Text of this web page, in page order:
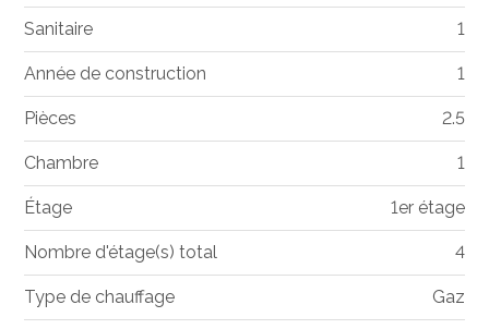
Sanitaire 1
Année de construction 1
Pièces 2.5
Chambre 1
Étage 1er étage
Nombre d'étage(s) total 4
Type de chauffage Gaz